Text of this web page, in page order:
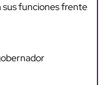
funciones frente